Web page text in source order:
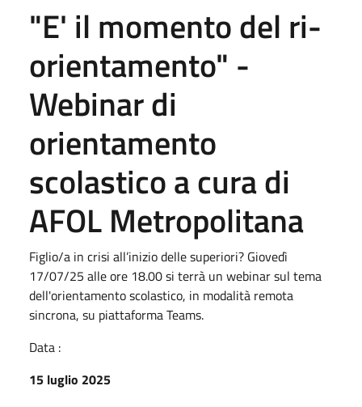
"E' il momento del ri-
orientamento" -
Webinar di
orientamento
scolastico a cura di
AFOL Metropolitana
Figlio/a in crisi all’inizio delle superiori? Giovedì
17/07/25 alle ore 18.00 si terrà un webinar sul tema
dell'orientamento scolastico, in modalità remota
sincrona, su piattaforma Teams.
Data :
15 luglio 2025